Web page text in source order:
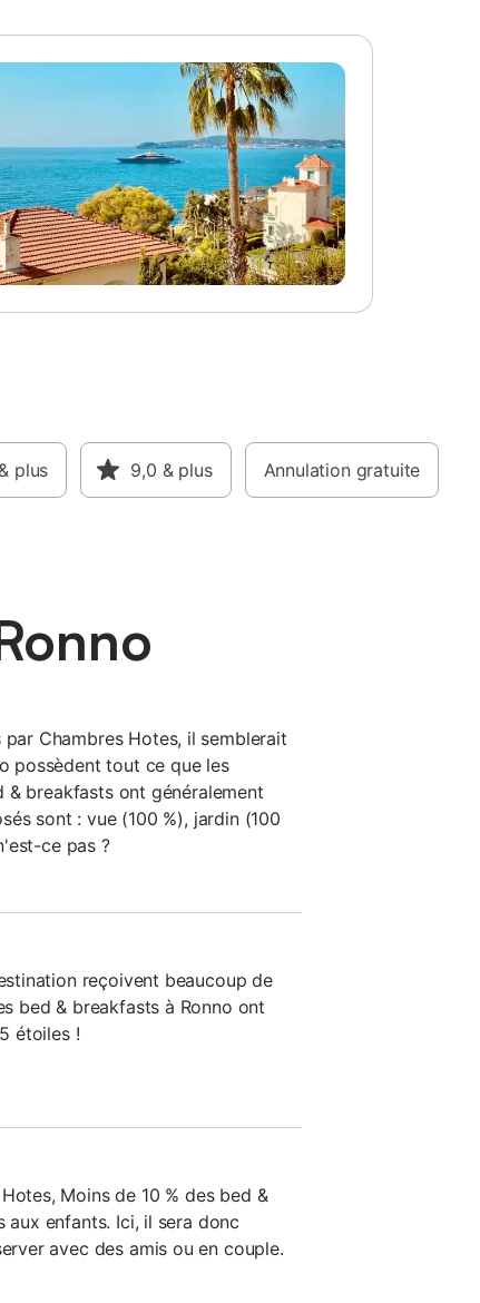
& plus 9,0 & plus Annulation gratuite
Chambres Hotes, il semblerait
possèdent tout ce que les
& breakfasts ont généralement
sont : vue (100 %), jardin (100
ce pas ?
reçoivent beaucoup de
bed & breakfasts à Ronno ont
étoiles !
Moins de 10 % des bed &
aux enfants. Ici, il sera donc
avec des amis ou en couple.